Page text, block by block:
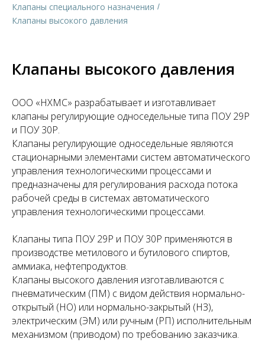
Клапаны специального назначения /
Клапаны высокого давления
Клапаны высокого давления
ООО «НХМС» разрабатывает и изготавливает
клапаны регулирующие односедельные типа ПОУ 29Р
и ПОУ 30Р.
Клапаны регулирующие односедельные являются
стационарными элементами систем автоматического
управления технологическими процессами и
предназначены для регулирования расхода потока
рабочей среды в системах автоматического
управления технологическими процессами.
Клапаны типа ПОУ 29Р и ПОУ 30Р применяются в
производстве метилового и бутилового спиртов,
аммиака, нефтепродуктов.
Клапаны высокого давления изготавливаются с
пневматическим (ПМ) с видом действия нормально-
открытый (НО) или нормально-закрытый (НЗ),
электрическим (ЭМ) или ручным (РП) исполнительным
механизмом (приводом) по требованию заказчика.